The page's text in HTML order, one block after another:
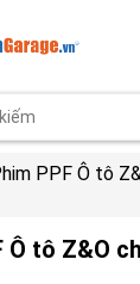
PPF Ô tô
Ô tô Z&O